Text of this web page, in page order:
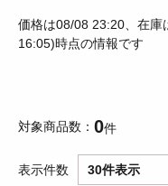
価格は08/08 23:20、在
16:05)時点の情報です
対象商品数 0件
表示件数 30件表示